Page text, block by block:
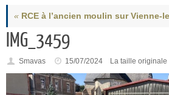
« RCE à l’ancien moulin sur Vienne-
IMG_3459
Smavas 15/07/2024 La taille